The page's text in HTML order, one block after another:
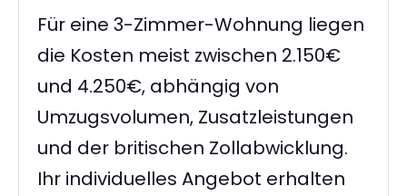
Für eine 3-Zimmer-Wohnung liegen
die Kosten meist zwischen 2.150€
und 4.250€, abhängig von
Umzugsvolumen, Zusatzleistungen
und der britischen Zollabwicklung.
Ihr individuelles Angebot erhalten